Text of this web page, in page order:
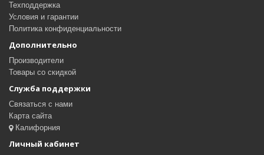
Техподдержка
Условия и гарантии
Политика конфиденциальности
Дополнительно
Производители
Товары со скидкой
Служба поддержки
Связаться с нами
Карта сайта
Калифорния
Личный кабинет